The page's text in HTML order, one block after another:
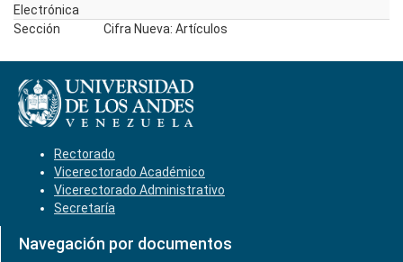
Electrónica
Sección Cifra Nueva: Artículos
Rectorado
Vicerectorado Académico
Vicerectorado Administrativo
Secretaría
Navegación por documentos